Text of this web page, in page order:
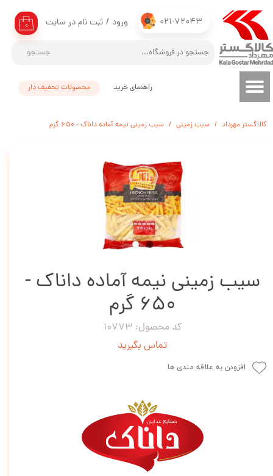
021-72043
جستجو
۰ ورود / ثبت نام در سایت
حساب کاربری من
تغییر گذر واژه
سفارشات
محصولات تحفیف دار راهنمای خرید
کالاگستر مهرداد سیب زمینی سیب زمینی نیمه آماده داناک - 650 گرم
سیب زمینی نیمه آماده داناک -
650 گرم
کد محصول: 10773
تماس بگیرید
افزودن به علاقه مندی ها